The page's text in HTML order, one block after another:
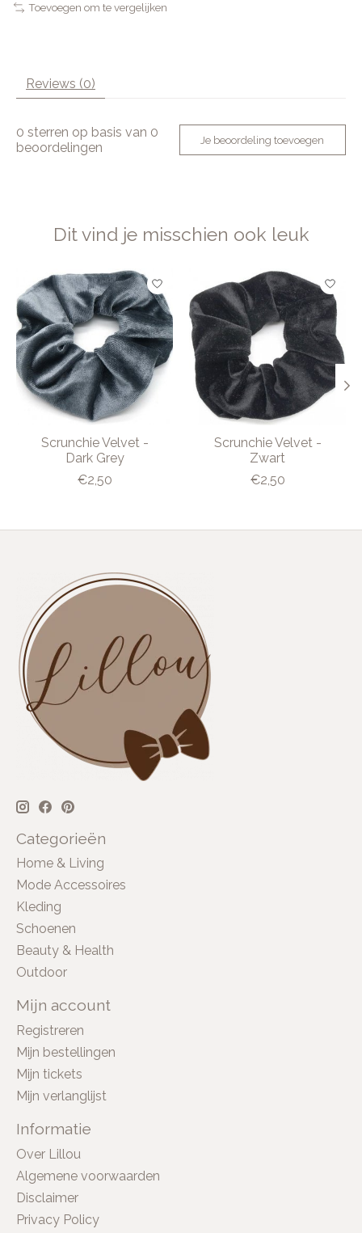
Toevoegen om te vergelijken
Reviews (0)
0 sterren op basis van 0
beoordelingen
Je beoordeling toevoegen
Dit vind je misschien ook leuk
Items van productcarrousel
Scrunchie Velvet -
Dark Grey
€2,50
Scrunchie Velvet -
Zwart
€2,50
Categorieën
Home & Living
Mode Accessoires
Kleding
Schoenen
Beauty & Health
Outdoor
Mijn account
Registreren
Mijn bestellingen
Mijn tickets
Mijn verlanglijst
Informatie
Over Lillou
Algemene voorwaarden
Disclaimer
Privacy Policy